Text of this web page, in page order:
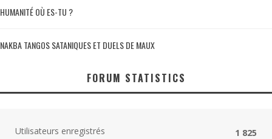
HUMANITÉ OÙ ES-TU ?
NAKBA TANGOS SATANIQUES ET DUELS DE MAUX
FORUM STATISTICS
Utilisateurs enregistrés
1 825